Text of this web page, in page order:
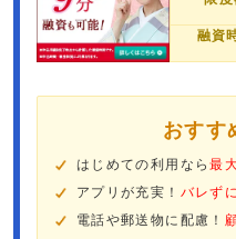
融資
おすす
はじめての利用なら最
アプリが充実！ バレず
電話や郵送物に配慮！